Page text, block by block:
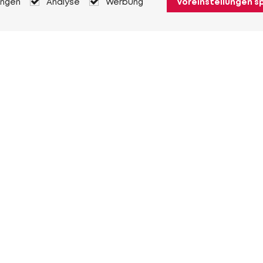
Analyse Werbung Voreinstellungen